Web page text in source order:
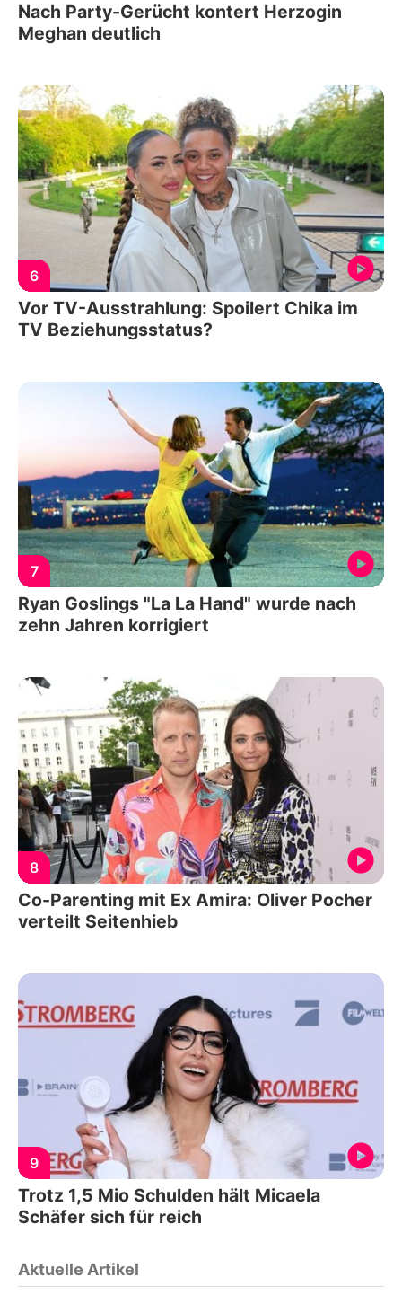
Nach Party-Gerücht kontert Herzogin
Meghan deutlich
6
Vor TV-Ausstrahlung: Spoilert Chika im
TV Beziehungsstatus?
7
Ryan Goslings "La La Hand" wurde nach
zehn Jahren korrigiert
8
Co-Parenting mit Ex Amira: Oliver Pocher
verteilt Seitenhieb
9
Trotz 1,5 Mio Schulden hält Micaela
Schäfer sich für reich
Aktuelle Artikel